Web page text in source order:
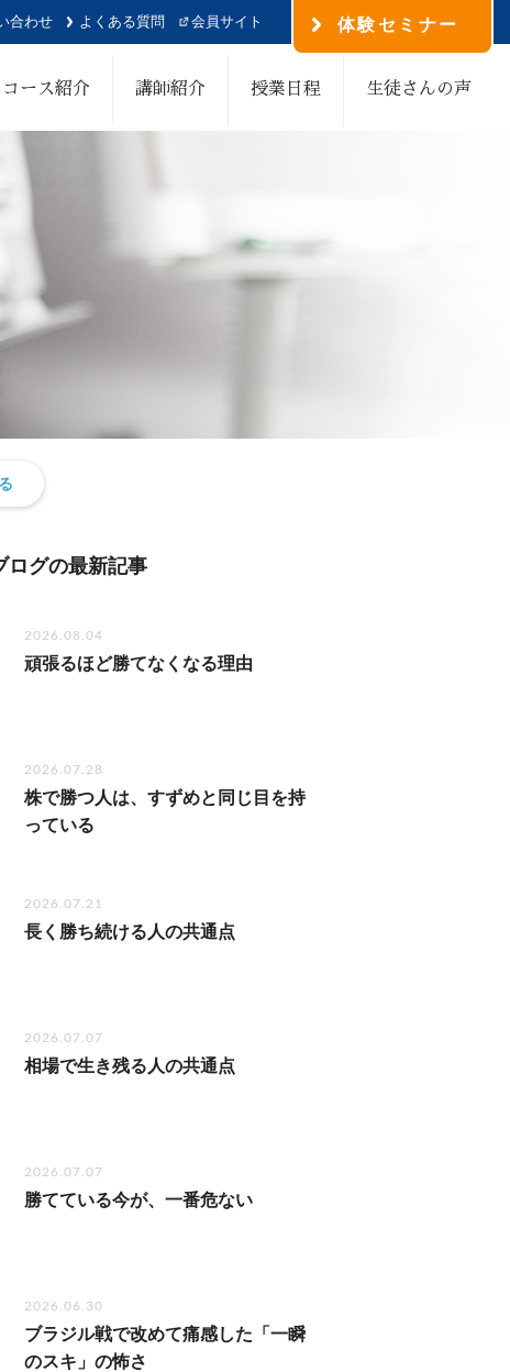
合わせ よくある質問 会員サイト 体験セミナー
コース紹介 講師紹介 授業日程 生徒さんの声
ログの最新記事
2026.08.04
頑張るほど勝てなくなる理由
2026.07.28
株で勝つ人は、すずめと同じ目を持
っている
2026.07.21
長く勝ち続ける人の共通点
2026.07.07
相場で生き残る人の共通点
2026.07.07
勝てている今が、一番危ない
2026.06.30
ブラジル戦で改めて痛感した「一瞬
のスキ」の怖さ